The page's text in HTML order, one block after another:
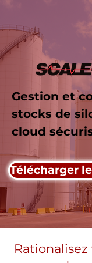
Gestion et
stocks de
cloud
Télécharger